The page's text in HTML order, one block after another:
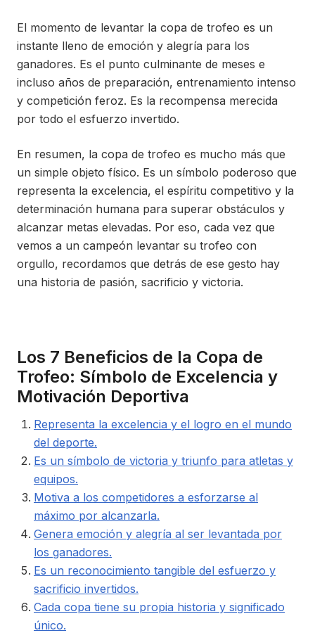
El momento de levantar la copa de trofeo es un
instante lleno de emoción y alegría para los
ganadores. Es el punto culminante de meses e
incluso años de preparación, entrenamiento intenso
y competición feroz. Es la recompensa merecida
por todo el esfuerzo invertido.
En resumen, la copa de trofeo es mucho más que
un simple objeto físico. Es un símbolo poderoso que
representa la excelencia, el espíritu competitivo y la
determinación humana para superar obstáculos y
alcanzar metas elevadas. Por eso, cada vez que
vemos a un campeón levantar su trofeo con
orgullo, recordamos que detrás de ese gesto hay
una historia de pasión, sacrificio y victoria.
Los 7 Beneficios de la Copa de
Trofeo: Símbolo de Excelencia y
Motivación Deportiva
Representa la excelencia y el logro en el mundo
del deporte.
Es un símbolo de victoria y triunfo para atletas y
equipos.
Motiva a los competidores a esforzarse al
máximo por alcanzarla.
Genera emoción y alegría al ser levantada por
los ganadores.
Es un reconocimiento tangible del esfuerzo y
sacrificio invertidos.
Cada copa tiene su propia historia y significado
único.